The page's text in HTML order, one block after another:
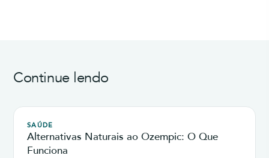
Continue lendo
SAÚDE
Alternativas Naturais ao Ozempic: O Que
Funciona